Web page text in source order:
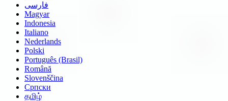
فارسی
Magyar
Indonesia
Italiano
Nederlands
Polski
Português (Brasil)
Română
Slovenščina
Српски
தமிழ்